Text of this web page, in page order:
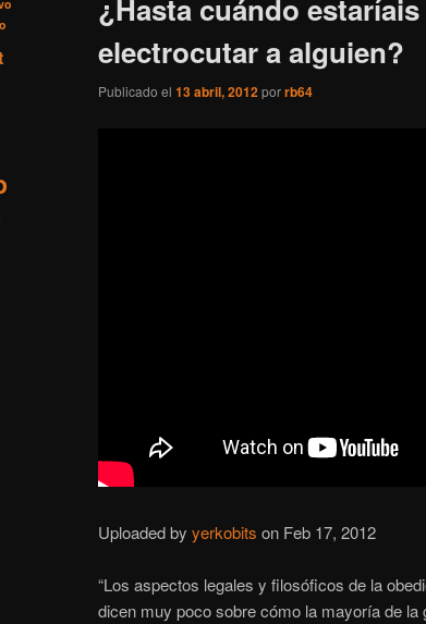
¿Hasta cuándo
electrocutar a alguien?
Publicado el 13 abril, 2012porrb64
Uploaded by yerkobits on Feb 17, 2012
“Los aspectos legales y filosóficos de la
dicen muy poco sobre cómo la mayoría de